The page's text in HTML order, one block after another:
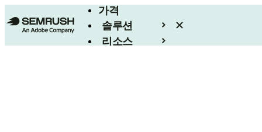
가격
솔루션
리소스